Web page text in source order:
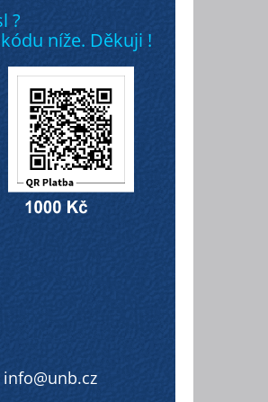
?
níže. Děkuji !